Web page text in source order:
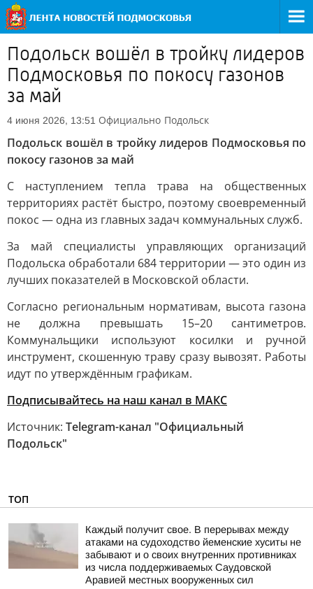
Подольск вошёл в тройку лидеров
Подмосковья по покосу газонов
за май
4 июня 2026, 13:51 Официально Подольск
Подольск вошёл в тройку лидеров Подмосковья по
покосу газонов за май
С наступлением тепла трава на общественных
территориях растёт быстро, поэтому своевременный
покос — одна из главных задач коммунальных служб.
За май специалисты управляющих организаций
Подольска обработали 684 территории — это один из
лучших показателей в Московской области.
Согласно региональным нормативам, высота газона
не должна превышать 15–20 сантиметров.
Коммунальщики используют косилки и ручной
инструмент, скошенную траву сразу вывозят. Работы
идут по утверждённым графикам.
Подписывайтесь на наш канал в МАКС
Источник: Telegram-канал "Официальный
Подольск"
ТОП
Каждый получит свое. В перерывах между
атаками на судоходство йеменские хуситы не
забывают и о своих внутренних противниках
из числа поддерживаемых Саудовской
Аравией местных вооруженных сил